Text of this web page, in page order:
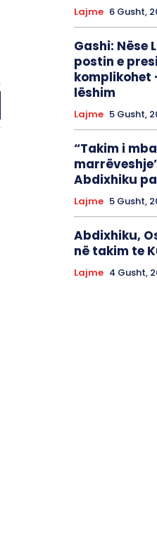
Lajme 6 Gusht,
Gashi: Nëse
postin e
komplikohet
lëshim
Lajme 5 Gusht,
“Takim i
Abdixhiku
Lajme 5 Gusht,
Abdixhiku,
në takim te
Lajme 4 Gusht,